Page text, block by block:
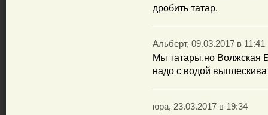
дробить татар.
Альберт, 09.03.2017 в 11:41
Мы татары,но Волжская
надо с водой
юра, 23.03.2017 в 19:34